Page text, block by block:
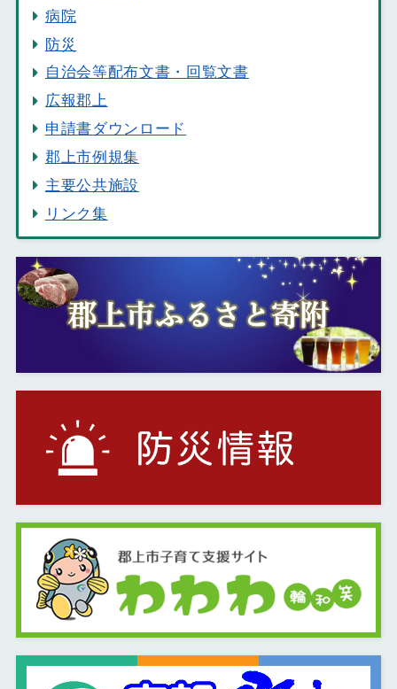
病院
防災
自治会等配布文書・回覧文書
広報郡上
申請書ダウンロード
郡上市例規集
主要公共施設
リンク集